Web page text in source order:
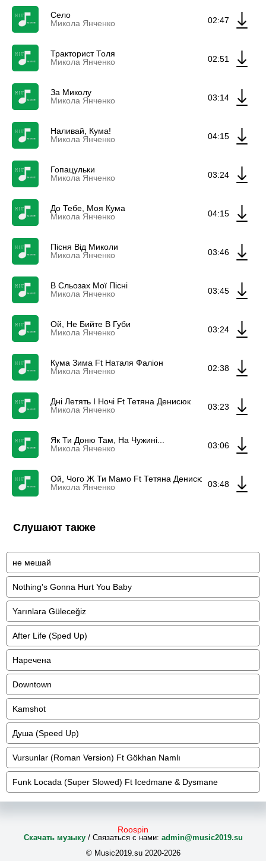
Село
Микола Янченко
02:47
Тракторист Толя
Микола Янченко
02:51
За Миколу
Микола Янченко
03:14
Наливай, Кума!
Микола Янченко
04:15
Гопацульки
Микола Янченко
03:24
До Тебе, Моя Кума
Микола Янченко
04:15
Пісня Від Миколи
Микола Янченко
03:46
В Сльозах Мої Пісні
Микола Янченко
03:45
Ой, Не Бийте В Губи
Микола Янченко
03:24
Кума Зима Ft Наталя Фаліон
Микола Янченко
02:38
Дні Летять І Ночі Ft Тетяна Денисюк
Микола Янченко
03:23
Як Ти Доню Там, На Чужині...
Микола Янченко
03:06
Ой, Чого Ж Ти Мамо Ft Тетяна Денисюк & Тетяна
Микола Янченко
03:48
Слушают также
не мешай
Nothing's Gonna Hurt You Baby
Yarınlara Güleceğiz
After Life (Sped Up)
Наречена
Downtown
Kamshot
Душа (Speed Up)
Vursunlar (Roman Version) Ft Gökhan Namlı
Funk Locada (Super Slowed) Ft Icedmane & Dysmane
Roospin
Скачать музыку/ Связаться с нами: admin@music2019.su
© Music2019.su 2020-2026